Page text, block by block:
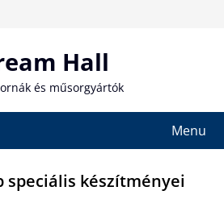
Hall
és műsorgyártók
Menu
speciális készítményei